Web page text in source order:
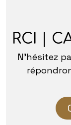
RCI |
N'hésitez